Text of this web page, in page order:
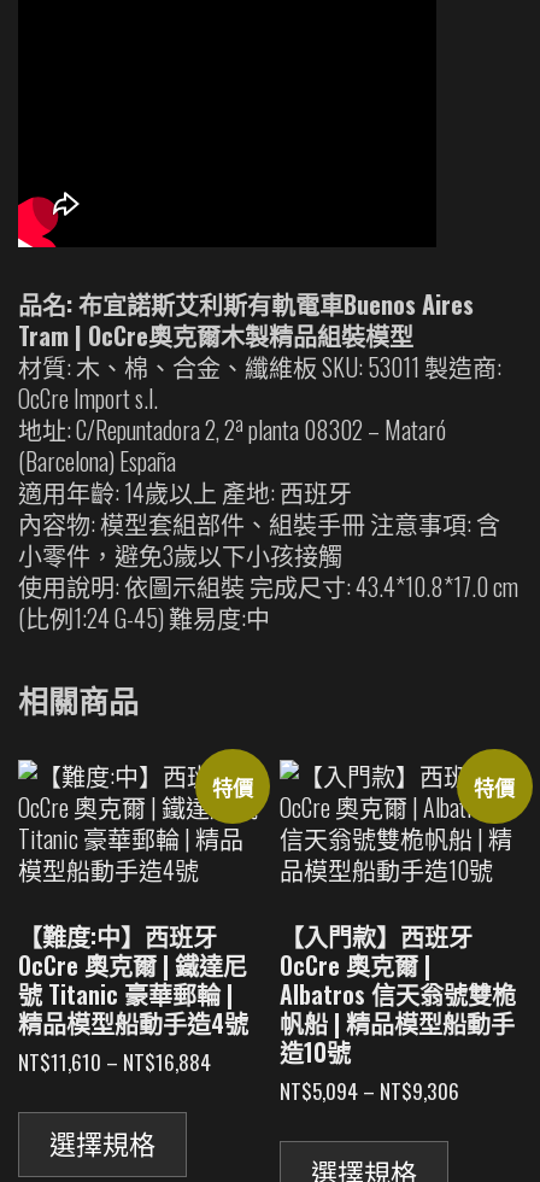
品名: 布宜諾斯艾利斯有軌電車Buenos Aires
Tram | OcCre奧克爾木製精品組裝模型
材質: 木、棉、合金、纖維板 SKU: 53011 製造商:
OcCre Import s.l.
地址: C/Repuntadora 2, 2ª planta 08302 – Mataró
(Barcelona) España
適用年齡: 14歲以上 產地: 西班牙
內容物: 模型套組部件、組裝手冊 注意事項: 含
小零件，避免3歲以下小孩接觸
使用說明: 依圖示組裝 完成尺寸: 43.4*10.8*17.0 cm
(比例1:24 G-45) 難易度:中
相關商品
特價
【難度:中】西班牙
OcCre 奧克爾 | 鐵達尼
號 Titanic 豪華郵輪 |
精品模型船動手造4號
NT$11,610 – NT$16,884價
選擇規格
特價
【入門款】西班牙
OcCre 奧克爾 |
Albatros 信天翁號雙桅
帆船 | 精品模型船動手
造10號
NT$5,094 – NT$9,306
選擇規格